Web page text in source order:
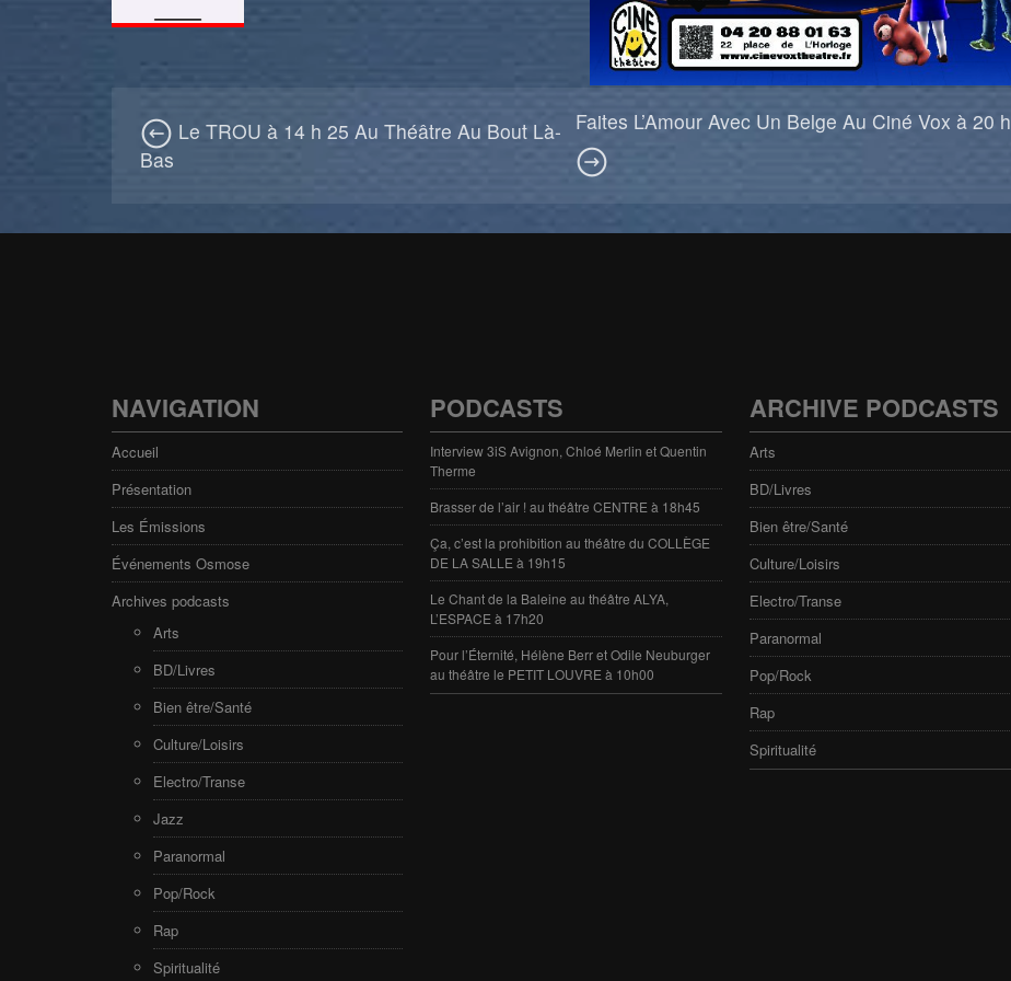
Le TROU à 14 h 25 Au Théâtre Au Bout Là-
Bas
Faites L’Amour Avec Un Belge Au Ciné Vox à 20 h
NAVIGATION
Accueil
Présentation
Les Émissions
Événements Osmose
Archives podcasts
Arts
BD/Livres
Bien être/Santé
Culture/Loisirs
Electro/Transe
Jazz
Paranormal
Pop/Rock
Rap
Spiritualité
PODCASTS
Interview 3iS Avignon, Chloé Merlin et Quentin
Therme
Brasser de l’air ! au théâtre CENTRE à 18h45
Ça, c’est la prohibition au théâtre du COLLÈGE
DE LA SALLE à 19h15
Le Chant de la Baleine au théâtre ALYA,
L’ESPACE à 17h20
Pour l’Éternité, Hélène Berr et Odile Neuburger
au théâtre le PETIT LOUVRE à 10h00
ARCHIVE PODCASTS
Arts
BD/Livres
Bien être/Santé
Culture/Loisirs
Electro/Transe
Paranormal
Pop/Rock
Rap
Spiritualité